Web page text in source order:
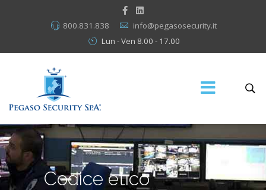
800.831.838
info@pegasosecurity.it
Lun - Ven 8.00 - 17.00
Codice etico